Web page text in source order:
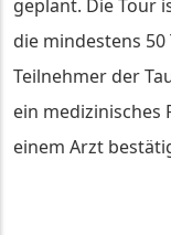
geplant. Die Tour
die mindestens
Teilnehmer der
ein medizinisches
einem Arzt